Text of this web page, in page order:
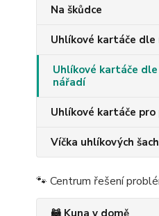
Na škůdce
Uhlíkové kartáče dle
Uhlíkové kartáče
nářadí
Uhlíkové kartáče pro
Víčka uhlíkových
🐾 Centrum řešení
🦝 Kuna v domě